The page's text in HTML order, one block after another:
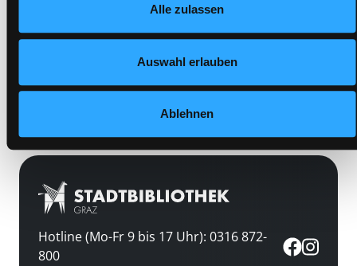
Datenschutzerklärungund in unserem
Alle zulassen
Auswahl erlauben
Ablehnen
Medium auf die Postliste setzen
Hotline (Mo-Fr 9 bis 17 Uhr): 0316 872-
800